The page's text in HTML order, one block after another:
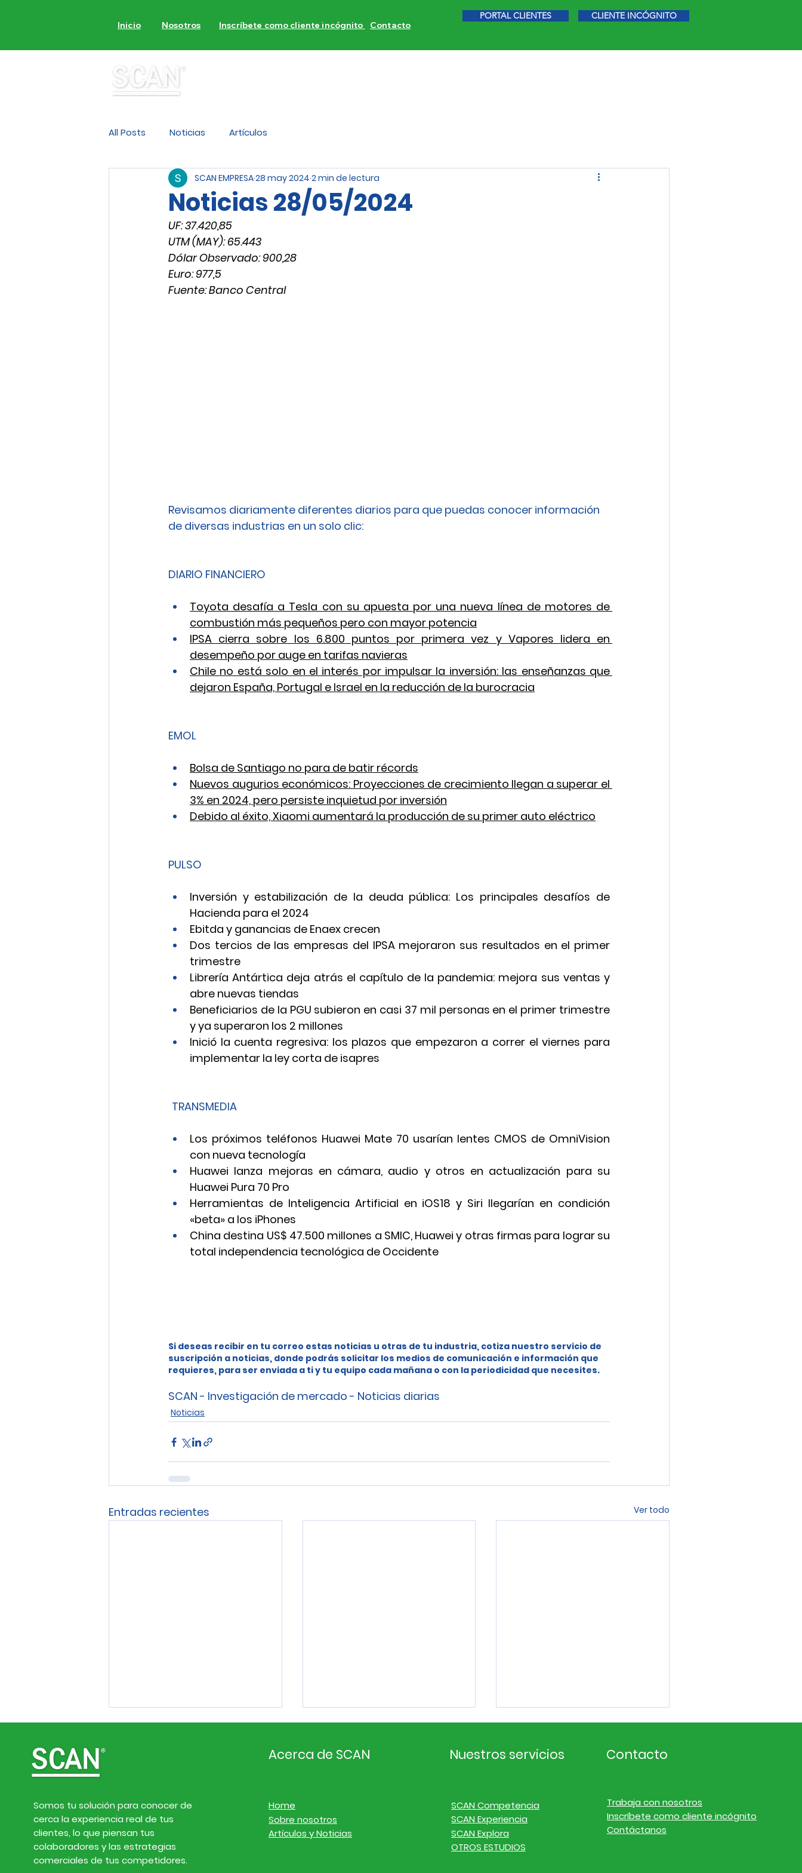
Inicio Nosotros Inscríbete como cliente incógnito Contacto
PORTAL CLIENTES CLIENTE INCÓGNITO
All Posts Noticias Artículos
Noticias 28/05/2024
SCAN EMPRESA28 may 2024 2 min de lectura
UF: 37.420,85
UTM (MAY): 65.443
Dólar Observado: 900,28
Euro: 977,5
Fuente: Banco Central
Revisamos diariamente diferentes diarios para que puedas conocer información
de diversas industrias en un solo clic:
DIARIO FINANCIERO
Toyota desafía a Tesla con su apuesta por una nueva línea de motores de
combustión más pequeños pero con mayor potencia
IPSA cierra sobre los 6.800 puntos por primera vez y Vapores lidera en
desempeño por auge en tarifas navieras
Chile no está solo en el interés por impulsar la inversión: las enseñanzas que
dejaron España, Portugal e Israel en la reducción de la burocracia
EMOL
Bolsa de Santiago no para de batir récords
Nuevos augurios económicos: Proyecciones de crecimiento llegan a superar el
3% en 2024, pero persiste inquietud por inversión
Debido al éxito, Xiaomi aumentará la producción de su primer auto eléctrico
PULSO
Inversión y estabilización de la deuda pública: Los principales desafíos de
Hacienda para el 2024
Ebitda y ganancias de Enaex crecen
Dos tercios de las empresas del IPSA mejoraron sus resultados en el primer
trimestre
Librería Antártica deja atrás el capítulo de la pandemia: mejora sus ventas y
abre nuevas tiendas
Beneficiarios de la PGU subieron en casi 37 mil personas en el primer trimestre
y ya superaron los 2 millones
Inició la cuenta regresiva: los plazos que empezaron a correr el viernes para
implementar la ley corta de isapres
TRANSMEDIA
Los próximos teléfonos Huawei Mate 70 usarían lentes CMOS de OmniVision
con nueva tecnología
Huawei lanza mejoras en cámara, audio y otros en actualización para su
Huawei Pura 70 Pro
Herramientas de Inteligencia Artificial en iOS18 y Siri llegarían en condición
«beta» a los iPhones
China destina US$ 47.500 millones a SMIC, Huawei y otras firmas para lograr su
total independencia tecnológica de Occidente
Si deseas recibir en tu correo estas noticias u otras de tu industria, cotiza nuestro servicio de
suscripción a noticias, donde podrás solicitar los medios de comunicación e información que
requieres, para ser enviada a ti y tu equipo cada mañana o con la periodicidad que necesites.
SCAN - Investigación de mercado - Noticias diarias
Noticias
Entradas recientes Ver todo
Inteligencia de
mercado. Noticias de
empresas y finanzas del
Inteligencia de
mercado. Noticias de
Inteligencia de
mercado. Noticias de
Somos tu solución para conocer de
cerca la experiencia real de tus
clientes, lo que piensan tus
colaboradores y las estrategias
comerciales de tus competidores.
Acerca de SCAN
Home
Sobre nosotros
Artículos y Noticias
Nuestros servicios
SCAN Competencia
SCAN Experiencia
SCAN Explora
OTROS ESTUDIOS
Contacto
Trabaja con nosotros
Inscríbete como cliente incógnito
Contáctanos